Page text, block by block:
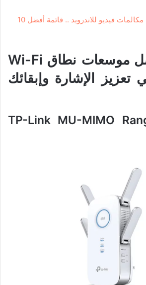
أفضل برنامج مكالمات فيديو للاندرويد .. قائمة أفضل 10
موسعات نطاق Wi-Fi
تعزيز الإشارة وإبقائك
TP-Link MU-MIMO